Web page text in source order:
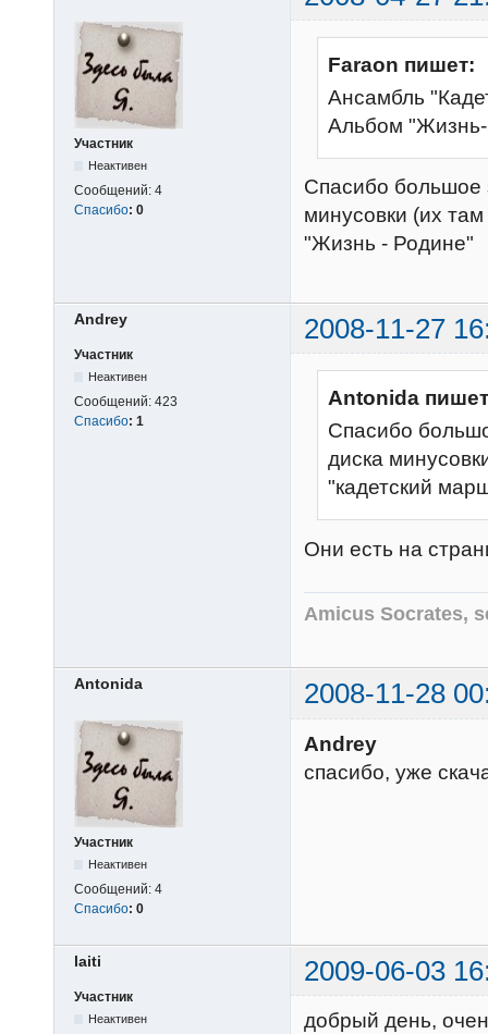
Участник
Неактивен
Сообщений: 4
Спасибо: 0
Faraon пишет:
Ансамбль
Альбом "Жизнь-
Спасибо большое
минусовки (их
"Жизнь - Родине"
Andrey 2008-11-27
Участник
Неактивен
Сообщений: 423
Спасибо: 1
Antonida
Спасибо
диска
"кадетский
Они есть на
Amicus Socrates,
Antonida 2008-11-28
Участник
Неактивен
Сообщений: 4
Спасибо: 0
Andrey
спасибо, уже
laiti 2009-06-03
Участник
Неактивен
добрый день,